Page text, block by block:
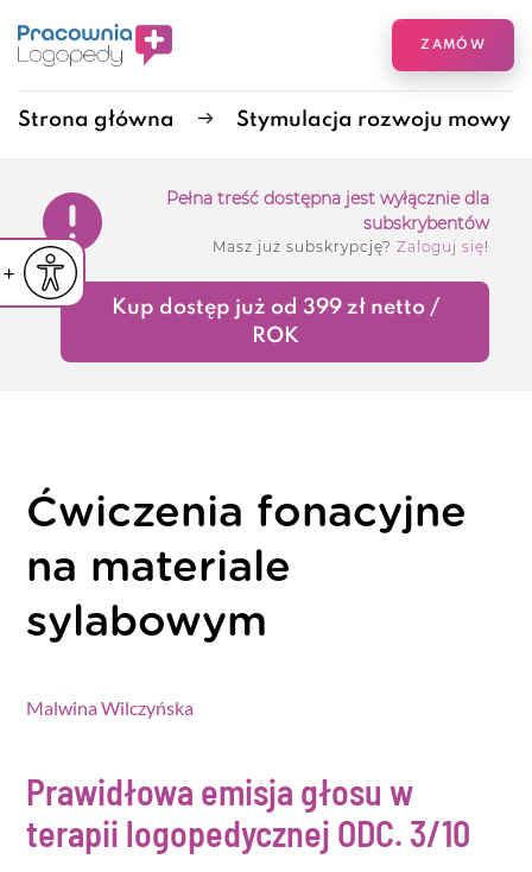
czcionkę
czcionka
Powiększ czcionkę
ZAMÓW
Strona główna Stymulacja rozwoju mowy
Pełna treść dostępna jest wyłącznie dla
subskrybentów
Masz już subskrypcję?Zaloguj się!
Kup dostęp już od 399 zł netto /
ROK
Ćwiczenia fonacyjne
na materiale
sylabowym
Malwina Wilczyńska
Prawidłowa emisja głosu w
terapii logopedycznej ODC. 3/10